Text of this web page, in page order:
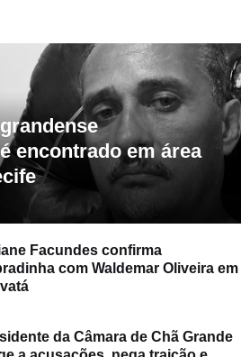
encontrado em área
Facundes confirma
com Waldemar Oliveira em
da Câmara de Chã Grande